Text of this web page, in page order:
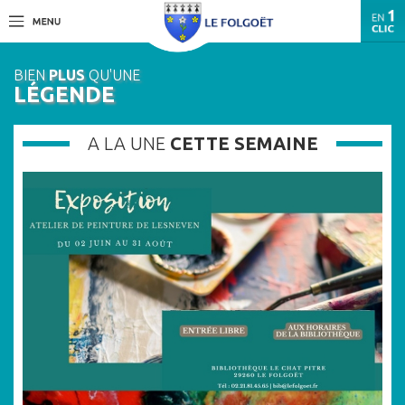
BIENPLUSQU'UNE
LÉGENDE
A LA UNE CETTE SEMAINE